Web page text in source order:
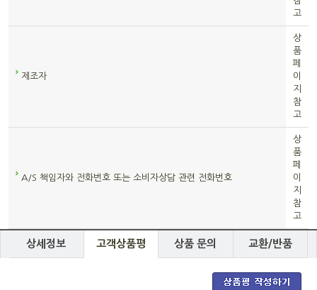
고
제조자
상
품
페
이
지
참
고
A/S 책임자와 전화번호 또는 소비자상담 관련 전화번호
상
품
페
이
지
참
고
상세정보 고객상품평 상품 문의 교환/반품